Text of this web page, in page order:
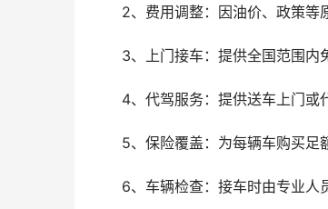
2、费用调整：因油价、政策等
3、上门接车：提供全国范围内
4、代驾服务：提供送车上门或
5、保险覆盖：为每辆车购买足
6、车辆检查：接车时由专业人